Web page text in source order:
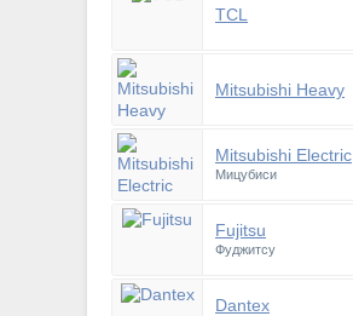
TCL
Mitsubishi Heavy
Mitsubishi Electric
Мицубиси
Fujitsu
Фуджитсу
Dantex